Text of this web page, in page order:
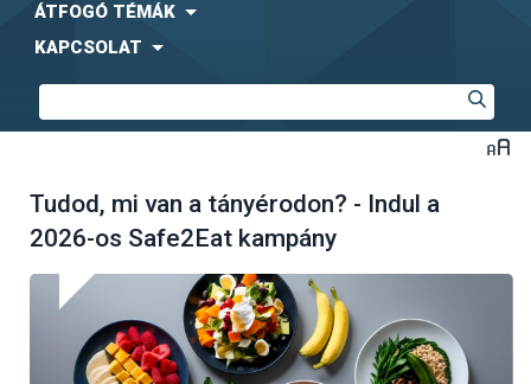
ÁTFOGÓ TÉMÁK
KAPCSOLAT
Tudod, mi van a tányérodon? - Indul a
2026-os Safe2Eat kampány